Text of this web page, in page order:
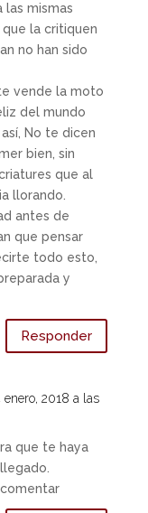
las mismas
que la critiquen
no han sido
vende la moto
del mundo
No te dicen
bien, sin
que al
llorando.
antes de
que pensar
todo esto,
y
Responder
enero, 2018 a las
que te haya